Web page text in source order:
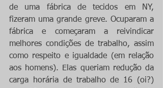
de uma fábrica de tecidos em NY,
fizeram uma grande greve. Ocuparam a
fábrica e começaram a reivindicar
melhores condições de trabalho, assim
como respeito e igualdade (em relação
aos homens). Elas queriam redução da
carga horária de trabalho de 16 (oi?)